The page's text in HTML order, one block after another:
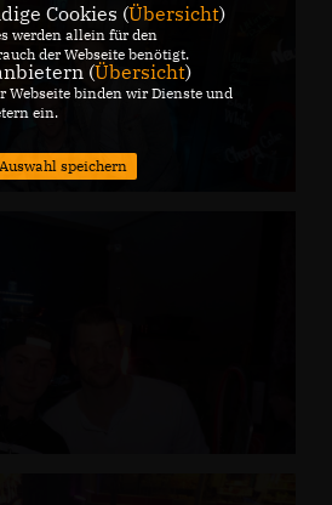
Cookies (Übersicht)
werden allein für den
der Webseite benötigt.
(Übersicht)
Webseite binden wir Dienste und
ein.
Auswahl speichern